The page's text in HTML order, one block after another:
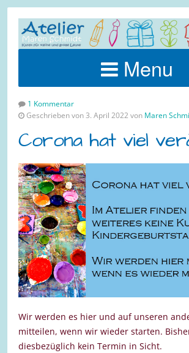
Menu
1 Kommentar
Geschrieben von 3. April 2022 von Maren
Corona hat viel
Wir werden es hier und auf unseren
mitteilen, wenn wir wieder starten.
diesbezüglich kein Termin in Sicht.